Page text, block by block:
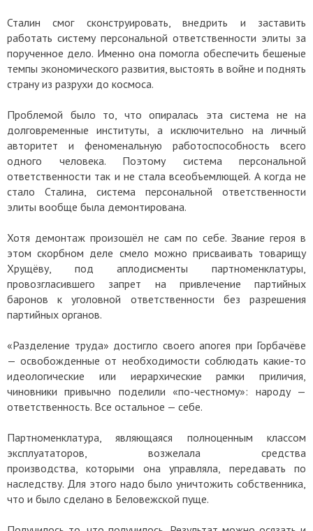
Сталин смог сконструировать, внедрить и заставить
работать систему персональной ответственности элиты за
порученное дело. Именно она помогла обеспечить бешеные
темпы экономического развития, выстоять в войне и поднять
страну из разрухи до космоса.
Проблемой было то, что опиралась эта система не на
долговременные институты, а исключительно на личный
авторитет и феноменальную работоспособность всего
одного человека. Поэтому система персональной
ответственности так и не стала всеобъемлющей. А когда не
стало Сталина, система персональной ответственности
элиты вообще была демонтирована.
Хотя демонтаж произошёл не сам по себе. Звание героя в
этом скорбном деле смело можно присваивать товарищу
Хрущёву, под аплодисменты партноменклатуры,
провозгласившего запрет на привлечение партийных
баронов к уголовной ответственности без разрешения
партийных органов.
«Разделение труда» достигло своего апогея при Горбачёве
— освобожденные от необходимости соблюдать какие-то
идеологические или иерархические рамки приличия,
чиновники привычно поделили «по-честному»: народу —
ответственность. Все остальное — себе.
Партноменклатура, являющаяся полноценным классом
эксплуататоров, возжелала средства
производства, которыми она управляла, передавать по
наследству. Для этого надо было уничтожить собственника,
что и было сделано в Беловежской пуще.